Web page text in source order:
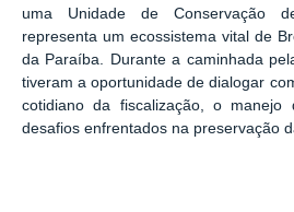
uma Unidade de Conservação
representa um ecossistema vital de
da Paraíba. Durante a caminhada
tiveram a oportunidade de dialogar
cotidiano da fiscalização, o
desafios enfrentados na preservação